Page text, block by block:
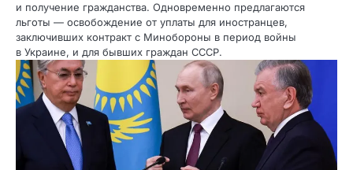
и получение гражданства. Одновременно предлагаются
льготы — освобождение от уплаты для иностранцев,
заключивших контракт с Минобороны в период войны
в Украине, и для бывших граждан СССР.